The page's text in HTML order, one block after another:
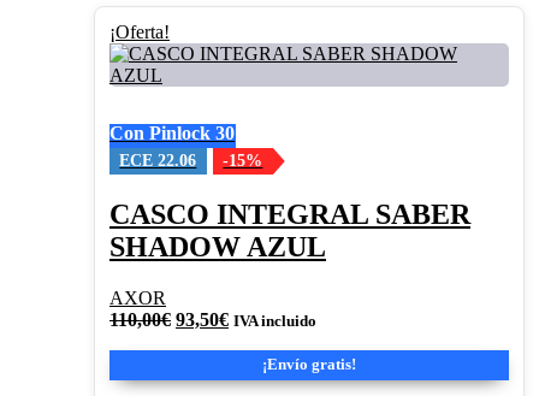
¡Oferta!
Con Pinlock 30
ECE 22.06 -15%
CASCO INTEGRAL SABER
SHADOW AZUL
AXOR
110,00€ El
era:
93,50€El
actual
es:
IVA incluido
¡Envío gratis!
Este
producto
tiene
Las
opciones
pueden
elegir
en
página
de
producto